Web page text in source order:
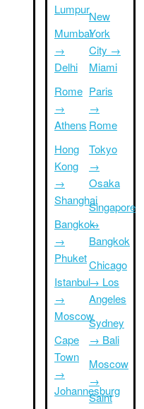
Lumpur
Mumbai
→
Delhi
Rome
→
Athens
Hong
Kong
→
Shanghai
Bangkok
→
Phuket
Istanbul
→
Moscow
Cape
Town
→
Johannesburg
New
York
City →
Miami
Paris
→
Rome
Tokyo
→
Osaka
Singapore
→
Bangkok
Chicago
→ Los
Angeles
Sydney
→ Bali
Moscow
→
Saint